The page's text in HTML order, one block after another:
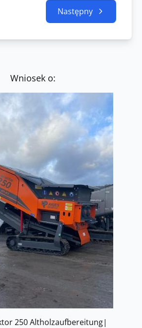
Następny
Wniosek o:
250 Altholzaufbereitung|